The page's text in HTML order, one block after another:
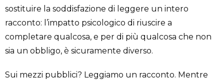
sostituire la soddisfazione di leggere un intero
racconto: l’impatto psicologico di riuscire a
completare qualcosa, e per di più qualcosa che non
sia un obbligo, è sicuramente diverso.
Sui mezzi pubblici? Leggiamo un racconto. Mentre